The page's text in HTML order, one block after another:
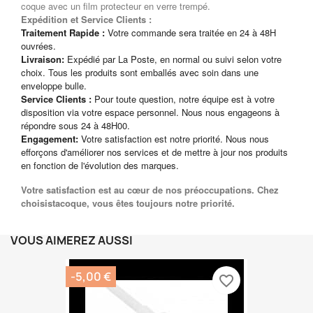
coque avec un film protecteur en verre trempé.
Expédition et Service Clients :
Traitement Rapide : Votre commande sera traitée en 24 à 48H
ouvrées.
Livraison: Expédié par La Poste, en normal ou suivi selon votre
choix. Tous les produits sont emballés avec soin dans une
enveloppe bulle.
Service Clients : Pour toute question, notre équipe est à votre
disposition via votre espace personnel. Nous nous engageons à
répondre sous 24 à 48H00.
Engagement: Votre satisfaction est notre priorité. Nous nous
efforçons d'améliorer nos services et de mettre à jour nos produits
en fonction de l'évolution des marques.
Votre satisfaction est au cœur de nos préoccupations. Chez
choisistacoque, vous êtes toujours notre priorité.
VOUS AIMEREZ AUSSI
-5,00 € favorite_border